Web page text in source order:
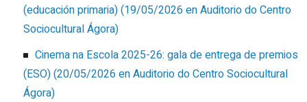
(educación primaria)(19/05/2026 en Auditorio do Centro
Sociocultural Ágora)
Cinema na Escola 2025-26: gala de entrega de premios
(ESO)(20/05/2026 en Auditorio do Centro Sociocultural
Ágora)